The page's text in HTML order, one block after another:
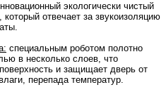
экологически чистый
отвечает за звукоизоляцию
специальным роботом полотно
в несколько слоев, что
и защищает дверь от
перепада температур.